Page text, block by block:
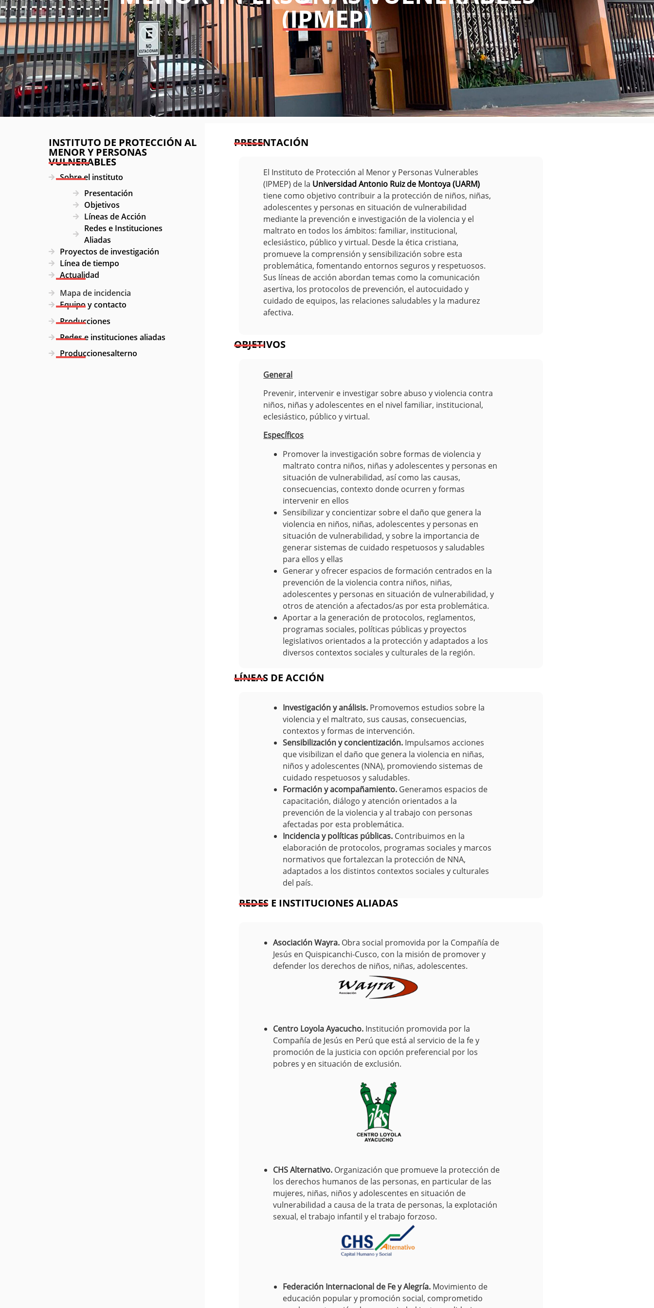
(IPMEP)
INSTITUTO DE PROTECCIÓN AL
MENOR Y PERSONAS
VULNERABLES
Sobre el instituto
Presentación
Objetivos
Líneas de Acción
Redes e Instituciones
Aliadas
Proyectos de investigación
Línea de tiempo
Actualidad
Mapa de incidencia
Equipo y contacto
Producciones
Redes e instituciones aliadas
Produccionesalterno
PRESENTACIÓN
El Instituto de Protección al Menor y Personas Vulnerables
(IPMEP) de la Universidad Antonio Ruiz de Montoya (UARM)
tiene como objetivo contribuir a la protección de niños, niñas,
adolescentes y personas en situación de vulnerabilidad
mediante la prevención e investigación de la violencia y el
maltrato en todos los ámbitos: familiar, institucional,
eclesiástico, público y virtual. Desde la ética cristiana,
promueve la comprensión y sensibilización sobre esta
problemática, fomentando entornos seguros y respetuosos.
Sus líneas de acción abordan temas como la comunicación
asertiva, los protocolos de prevención, el autocuidado y
cuidado de equipos, las relaciones saludables y la madurez
afectiva.
OBJETIVOS
General
Prevenir, intervenir e investigar sobre abuso y violencia contra
niños, niñas y adolescentes en el nivel familiar, institucional,
eclesiástico, público y virtual.
Específicos
Promover la investigación sobre formas de violencia y
maltrato contra niños, niñas y adolescentes y personas en
situación de vulnerabilidad, así como las causas,
consecuencias, contexto donde ocurren y formas
intervenir en ellos
Sensibilizar y concientizar sobre el daño que genera la
violencia en niños, niñas, adolescentes y personas en
situación de vulnerabilidad, y sobre la importancia de
generar sistemas de cuidado respetuosos y saludables
para ellos y ellas
Generar y ofrecer espacios de formación centrados en la
prevención de la violencia contra niños, niñas,
adolescentes y personas en situación de vulnerabilidad, y
otros de atención a afectados/as por esta problemática.
Aportar a la generación de protocolos, reglamentos,
programas sociales, políticas públicas y proyectos
legislativos orientados a la protección y adaptados a los
diversos contextos sociales y culturales de la región.
LÍNEAS DE ACCIÓN
Investigación y análisis. Promovemos estudios sobre la
violencia y el maltrato, sus causas, consecuencias,
contextos y formas de intervención.
Sensibilización y concientización. Impulsamos acciones
que visibilizan el daño que genera la violencia en niñas,
niños y adolescentes (NNA), promoviendo sistemas de
cuidado respetuosos y saludables.
Formación y acompañamiento. Generamos espacios de
capacitación, diálogo y atención orientados a la
prevención de la violencia y al trabajo con personas
afectadas por esta problemática.
Incidencia y políticas públicas. Contribuimos en la
elaboración de protocolos, programas sociales y marcos
normativos que fortalezcan la protección de NNA,
adaptados a los distintos contextos sociales y culturales
del país.
REDES E INSTITUCIONES ALIADAS
Asociación Wayra. Obra social promovida por la Compañía de
Jesús en Quispicanchi-Cusco, con la misión de promover y
defender los derechos de niños, niñas, adolescentes.
Centro Loyola Ayacucho. Institución promovida por la
Compañía de Jesús en Perú que está al servicio de la fe y
promoción de la justicia con opción preferencial por los
pobres y en situación de exclusión.
CHS Alternativo. Organización que promueve la protección de
los derechos humanos de las personas, en particular de las
mujeres, niñas, niños y adolescentes en situación de
vulnerabilidad a causa de la trata de personas, la explotación
sexual, el trabajo infantil y el trabajo forzoso.
Federación Internacional de Fe y Alegría. Movimiento de
educación popular y promoción social, comprometido